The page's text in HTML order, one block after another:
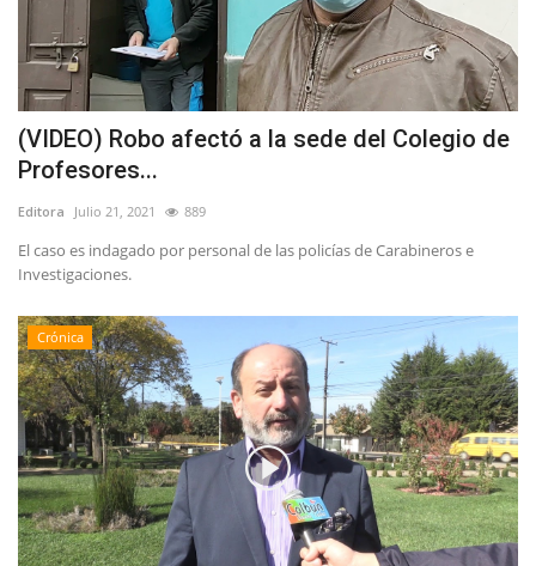
(VIDEO) Robo afectó a la sede del Colegio de
Profesores...
Editora Julio 21, 2021 889
El caso es indagado por personal de las policías de Carabineros e
Investigaciones.
Crónica